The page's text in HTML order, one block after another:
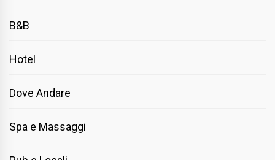
B&B
Hotel
Dove Andare
Spa e Massaggi